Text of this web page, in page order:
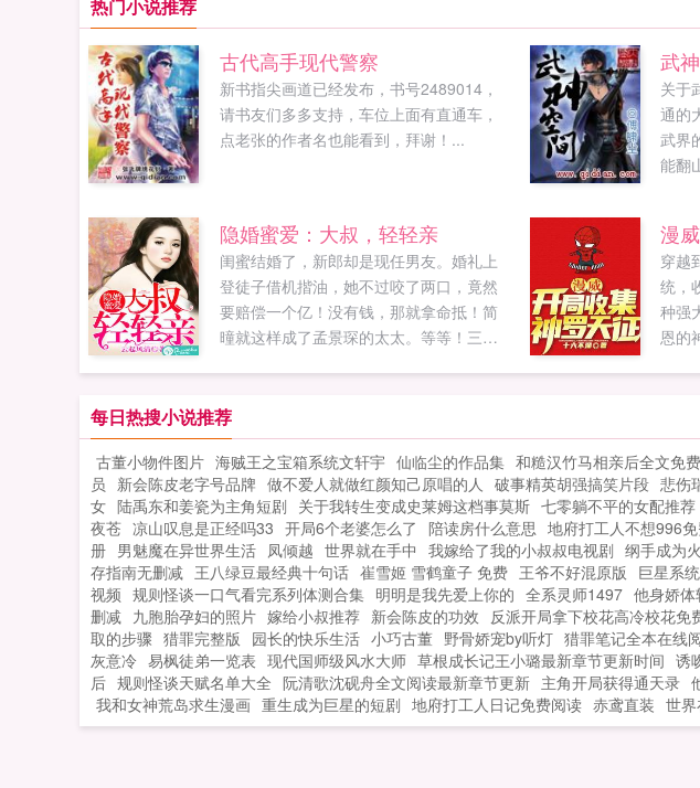
热门小说推荐
古代高手现代警察
新书指尖画道已经发布，书号2489014，
请书友们多多支持，车位上面有直通车，
点老张的作者名也能看到，拜谢！...
武
关于
通的
武界
能翻
都可
年，
什么
隐婚蜜爱：大叔，轻轻亲
闺蜜结婚了，新郎却是现任男友。婚礼上
登徒子借机揩油，她不过咬了两口，竟然
要赔偿一个亿！没有钱，那就拿命抵！简
曈就这样成了孟景琛的太太。等等！三十
母娘，提前登上了人生高峰！婚后孟景琛
开启宠妻模式。孟先生，你女儿说我是拜
金女？正确！孟先生将名下所有财产公证
为夫妻共有。喂喂喂，你女儿到底是不是
亲生的？孟先生邪魅一...
漫
穿越
统，
种强
恩的
后的
火影
连佩
就是
去求
给我
种...
每日热搜小说推荐
古董小物件图片 海贼王之宝箱系统文轩宇 仙临尘的作品集 和糙汉竹马相亲后全文免
员 新会陈皮老字号品牌 做不爱人就做红颜知己原唱的人 破事精英胡强搞笑片段 悲伤
女 陆禹东和姜瓷为主角短剧 关于我转生变成史莱姆这档事莫斯 七零躺不平的女配推荐
夜苍 凉山叹息是正经吗33 开局6个老婆怎么了 陪读房什么意思 地府打工人不想996
册 男魅魔在异世界生活 凤倾越 世界就在手中 我嫁给了我的小叔叔电视剧 纲手成为
存指南无删减 王八绿豆最经典十句话 崔雪姬 雪鹤童子 免费 王爷不好混原版 巨星系
视频 规则怪谈一口气看完系列体测合集 明明是我先爱上你的 全系灵师1497 他身娇
删减 九胞胎孕妇的照片 嫁给小叔推荐 新会陈皮的功效 反派开局拿下校花高冷校花免
取的步骤 猎罪完整版 园长的快乐生活 小巧古董 野骨娇宠by听灯 猎罪笔记全本在线
灰意冷 易枫徒弟一览表 现代国师级风水大师 草根成长记王小璐最新章节更新时间 诱
后 规则怪谈天赋名单大全 阮清歌沈砚舟全文阅读最新章节更新 主角开局获得通天录
我和女神荒岛求生漫画 重生成为巨星的短剧 地府打工人日记免费阅读 赤鸢直装 世